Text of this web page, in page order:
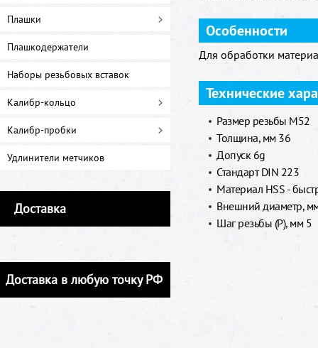
Плашки
Плашкодержатели
Наборы резьбовых вставок
Калибр-кольцо
Калибр-пробки
Удлинители метчиков
Доставка
Доставка в любую точку РФ
Особенности
Для обработки
Технические
Размер резьбы M52
Толщина, мм 36
Допуск 6g
Стандарт DIN 223
Материал HSS -
Внешний диаметр,
Шаг резьбы (P), мм 5